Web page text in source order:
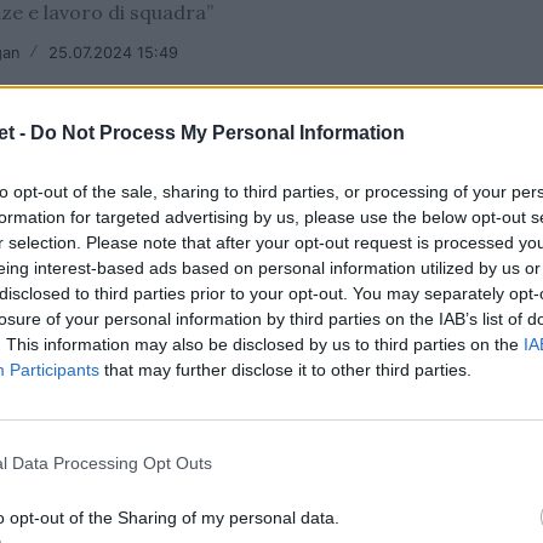
- Do Not Process My Personal Information
opt-out of the sale, sharing to third parties, or processing of your
for targeted advertising by us, please use the below opt-out
selection. Please note that after your opt-out request is processed
interest-based ads based on personal information utilized by us
to third parties prior to your opt-out. You may separately
of your personal information by third parties on the IAB’s list of
This information may also be disclosed by us to third parties on the
Participants that may further disclose it to other third parties.
Data Processing Opt Outs
opt-out of the Sharing of my personal data.
e lavoro di squadra”
/ 25.07.2024 15:49
la base in sofferenza, persi 109 club
sottolinea i numeri dei tre anni della gestione
19.07.2024 07:55
il Bilancio Consuntivo 2023,